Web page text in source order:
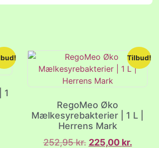
1
Tilbud!
RegoMeo Øko
Mælkesyrebakterier | 1 L |
Herrens Mark
252,95kr. 225,00 kr.